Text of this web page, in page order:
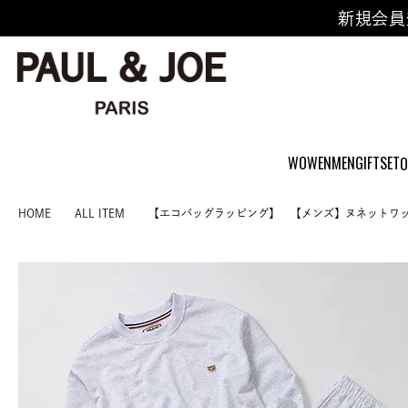
WOWENMENGIFTSET
新規会
HOME ALL ITEM 【エコバッグラッピング】 【メンズ】ヌネット